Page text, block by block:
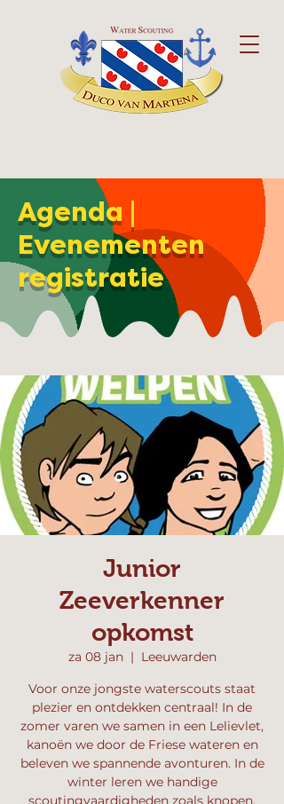
Agenda |
Evenementen
registratie
Junior
Zeeverkenner
opkomst
za 08 jan
  |
Leeuwarden
Voor onze jongste waterscouts staat
plezier en ontdekken centraal! In de
zomer varen we samen in een Lelievlet,
kanoën we door de Friese wateren en
beleven we spannende avonturen. In de
winter leren we handige
scoutingvaardigheden zoals knopen,